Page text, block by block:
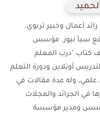
أعمال وخبير تربوي.
سبأ نيوز. مؤسس
كتاب "درب المعلم
أونلاين ودورة التعلم
وله عدة مقالات في
في الجرائد والمجلات
ومدير مؤسسة